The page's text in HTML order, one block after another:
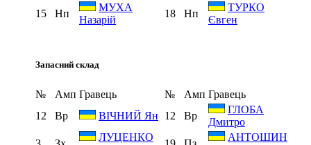
15
Нп
МУХА
Назарій
18 Нп
ТУРКО
Євген
Запасний склад
№ Амп Гравець № Амп Гравець
12
Вр ВІЧНИЙ Ян 12 Вр
ГЛОБА
Дмитро
ЛУЦЕНКО
АНТОШИН